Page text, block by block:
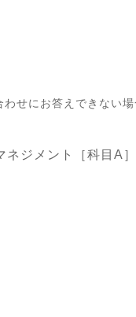
せにお答えできない場
ジメント［科目A